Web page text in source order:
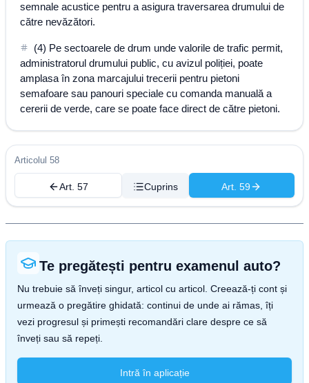
semnale acustice pentru a asigura traversarea drumului de
către nevăzători.
(4) Pe sectoarele de drum unde valorile de trafic permit,
administratorul drumului public, cu avizul poliției, poate
amplasa în zona marcajului trecerii pentru pietoni
semafoare sau panouri speciale cu comanda manuală a
cererii de verde, care se poate face direct de către pietoni.
Articolul 58
Art. 57 Cuprins Art. 59
Te pregătești pentru examenul auto?
Nu trebuie să înveți singur, articol cu articol. Creează-ți cont și
urmează o pregătire ghidată: continui de unde ai rămas, îți
vezi progresul și primești recomandări clare despre ce să
înveți sau să repeți.
Intră în aplicație